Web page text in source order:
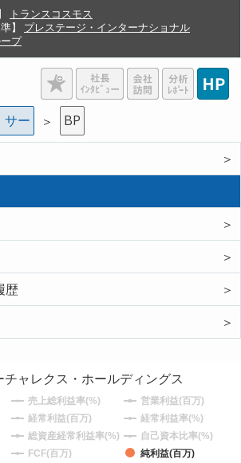
トランスコスモス
】
プレステージ・インターナショナル
プ
サー ＞ BP
＞
＞
＞
歴
＞
＞
チャレクス・ホールディングス
売上総利益率(%)
営業利益(百万)
経常利益(百万)
経常利益率(%)
総資産経常利益率(%)
自己資本比率(%)
FCF(百万) 純利益(百万)